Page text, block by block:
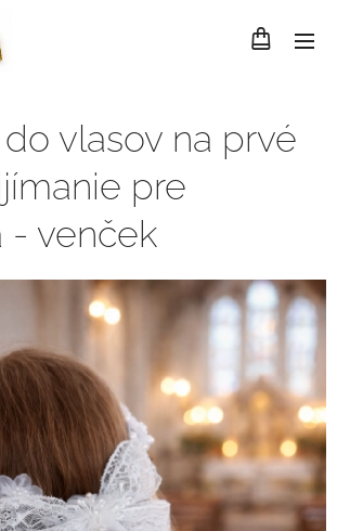
vlasov na prvé
pre
- venček